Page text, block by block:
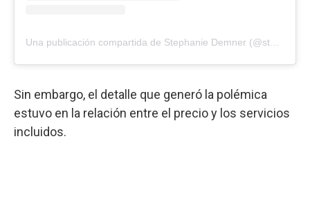
Sin embargo, el detalle que generó la polémica
estuvo en la relación entre el precio y los servicios
incluidos.